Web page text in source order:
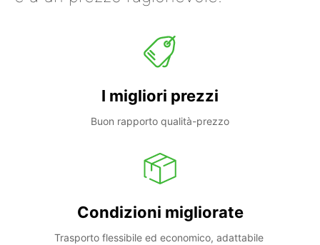
I migliori prezzi
Buon rapporto qualità-prezzo
Condizioni migliorate
Trasporto flessibile ed economico, adattabile